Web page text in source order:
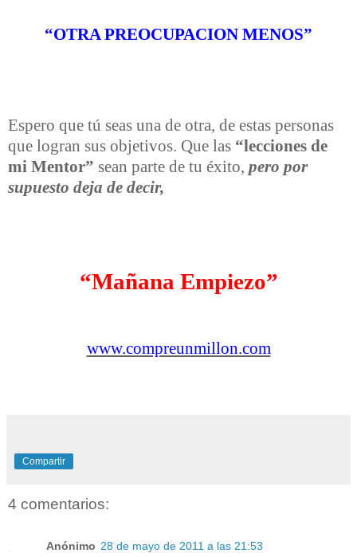
“OTRA PREOCUPACION MENOS”
Espero que tú seas una de otra, de estas personas
que logran sus objetivos. Que las “lecciones de
mi Mentor” sean parte de tu éxito, pero por
supuesto deja de decir,
“Mañana Empiezo”
www.compreunmillon.com
Compartir
4 comentarios:
Anónimo 28 de mayo de 2011 a las 21:53